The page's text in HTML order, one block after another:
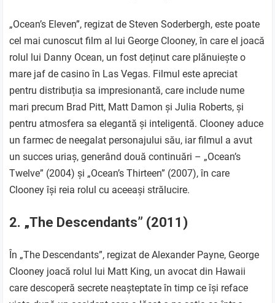
„Ocean’s Eleven”, regizat de Steven Soderbergh, este poate
cel mai cunoscut film al lui George Clooney, în care el joacă
rolul lui Danny Ocean, un fost deținut care plănuiește o
mare jaf de casino în Las Vegas. Filmul este apreciat
pentru distribuția sa impresionantă, care include nume
mari precum Brad Pitt, Matt Damon și Julia Roberts, și
pentru atmosfera sa elegantă și inteligentă. Clooney aduce
un farmec de neegalat personajului său, iar filmul a avut
un succes uriaș, generând două continuări – „Ocean’s
Twelve” (2004) și „Ocean’s Thirteen” (2007), în care
Clooney își reia rolul cu aceeași strălucire.
2. „The Descendants” (2011)
În „The Descendants”, regizat de Alexander Payne, George
Clooney joacă rolul lui Matt King, un avocat din Hawaii
care descoperă secrete neașteptate în timp ce își reface